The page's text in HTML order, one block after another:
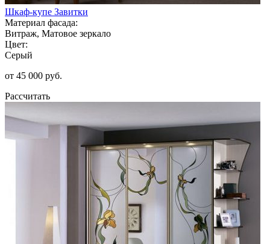
Шкаф-купе Завитки
Материал фасада:
Витраж, Матовое зеркало
Цвет:
Серый
от 45 000 руб.
Рассчитать